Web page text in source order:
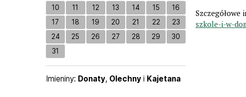
10
11 12 13 14 15
16
17
18 19 20 21 22
23
24
25 26 27 28 29
30
31
Imieniny
Imieniny: Donaty, Olechny i Kajetana
Szczegółowe
szkole-i-w-